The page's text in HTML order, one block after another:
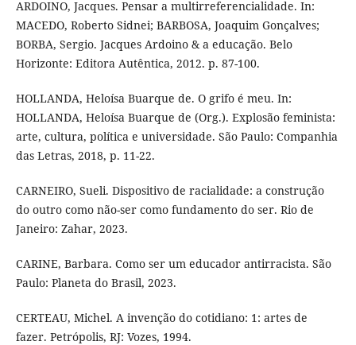
ARDOINO, Jacques. Pensar a multirreferencialidade. In:
MACEDO, Roberto Sidnei; BARBOSA, Joaquim Gonçalves;
BORBA, Sergio. Jacques Ardoino & a educação. Belo
Horizonte: Editora Autêntica, 2012. p. 87-100.
HOLLANDA, Heloísa Buarque de. O grifo é meu. In:
HOLLANDA, Heloísa Buarque de (Org.). Explosão feminista:
arte, cultura, política e universidade. São Paulo: Companhia
das Letras, 2018, p. 11-22.
CARNEIRO, Sueli. Dispositivo de racialidade: a construção
do outro como não-ser como fundamento do ser. Rio de
Janeiro: Zahar, 2023.
CARINE, Barbara. Como ser um educador antirracista. São
Paulo: Planeta do Brasil, 2023.
CERTEAU, Michel. A invenção do cotidiano: 1: artes de
fazer. Petrópolis, RJ: Vozes, 1994.